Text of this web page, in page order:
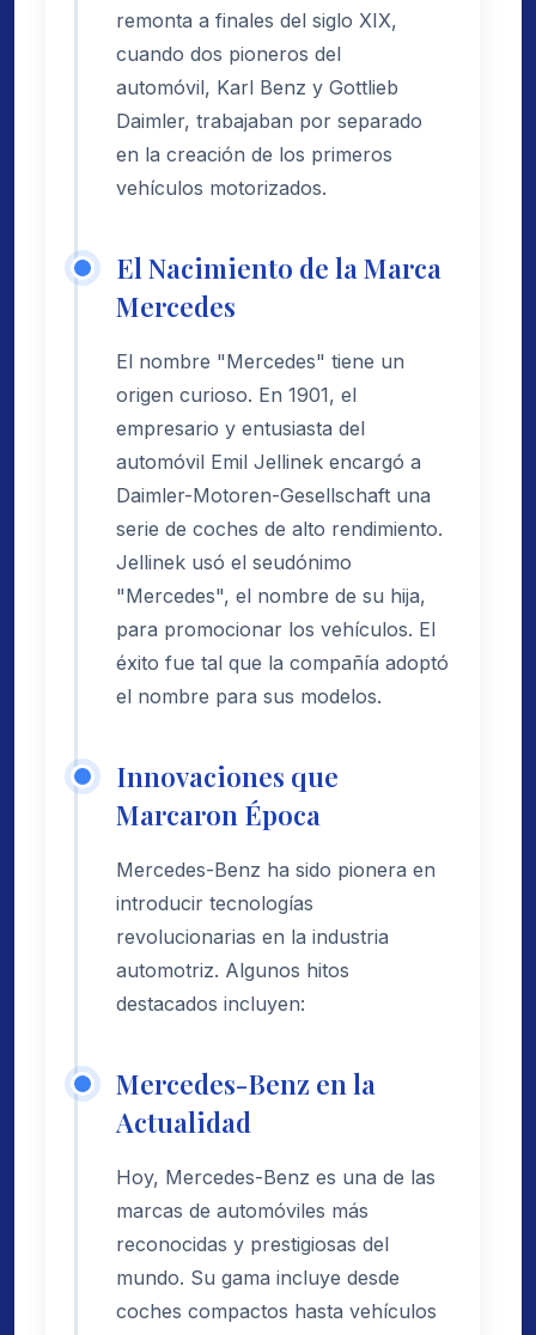
remonta a finales del siglo XIX,
cuando dos pioneros del
automóvil, Karl Benz y Gottlieb
Daimler, trabajaban por separado
en la creación de los primeros
vehículos motorizados.
El Nacimiento de la Marca
Mercedes
El nombre "Mercedes" tiene un
origen curioso. En 1901, el
empresario y entusiasta del
automóvil Emil Jellinek encargó a
Daimler-Motoren-Gesellschaft una
serie de coches de alto rendimiento.
Jellinek usó el seudónimo
"Mercedes", el nombre de su hija,
para promocionar los vehículos. El
éxito fue tal que la compañía adoptó
el nombre para sus modelos.
Innovaciones que
Marcaron Época
Mercedes-Benz ha sido pionera en
introducir tecnologías
revolucionarias en la industria
automotriz. Algunos hitos
destacados incluyen:
Mercedes-Benz en la
Actualidad
Hoy, Mercedes-Benz es una de las
marcas de automóviles más
reconocidas y prestigiosas del
mundo. Su gama incluye desde
coches compactos hasta vehículos